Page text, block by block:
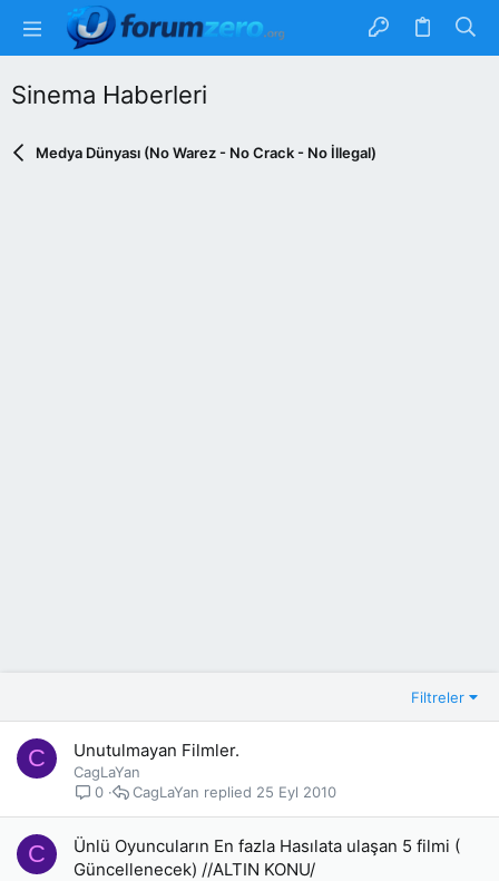
Sinema Haberleri
Medya Dünyası (No Warez - No Crack - No İllegal)
Filtreler
C Unutulmayan Filmler.
CagLaYan
0
25 Eyl 2010
CagLaYan
C
Ünlü Oyuncuların En fazla Hasılata ulaşan 5 filmi (
Güncellenecek) //ALTIN KONU/